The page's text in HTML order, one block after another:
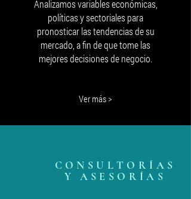
Analizamos variables económicas,
políticas y sectoriales para
pronosticar las tendencias de su
mercado, a fin de que tome las
mejores decisiones de negocio.
Ver más >
CONSULTORÍAS
Y ASESORÍAS